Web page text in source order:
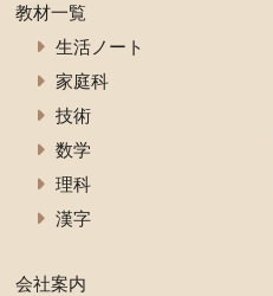
教材一覧
生活ノート
家庭科
技術
数学
理科
漢字
会社案内